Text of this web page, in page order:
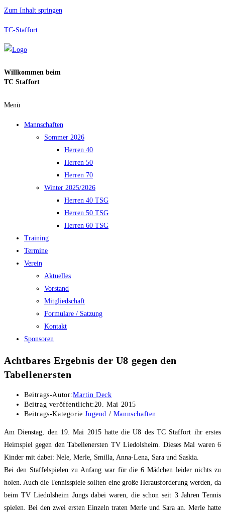
Zum Inhalt springen
TC-Staffort
Willkommen beim
TC Staffort
Menü
Mannschaften
Sommer 2026
Herren 40
Herren 50
Herren 70
Winter 2025/2026
Herren 40 TSG
Herren 50 TSG
Herren 60 TSG
Training
Termine
Verein
Aktuelles
Vorstand
Mitgliedschaft
Formulare / Satzung
Kontakt
Sponsoren
Achtbares Ergebnis der U8 gegen den
Tabellenersten
Beitrags-Autor:Martin Deck
Beitrag veröffentlicht: 20. Mai 2015
Beitrags-Kategorie:Jugend / Mannschaften
Am Dienstag, den 19. Mai 2015 hatte die U8 des TC Staffort ihr erstes
Heimspiel gegen den Tabellenersten TV Liedolsheim. Dieses Mal waren 6
Kinder mit dabei: Nele, Merle, Smilla, Anna-Lena, Sara und Saskia.
Bei den Staffelspielen zu Anfang war für die 6 Mädchen leider nichts zu
holen. Auch die Tennisspiele sollten eine große Herausforderung werden, da
beim TV Liedolsheim Jungs dabei waren, die schon seit 3 Jahren Tennis
spielen. Bei den zwei ersten Einzeln traten Merle und Sara an. Merle hatte